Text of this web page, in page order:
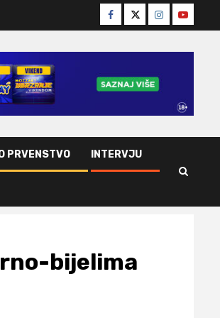
Facebook
TwitterInstagram
Youtube
PRVENSTVO INTERVJU
bijelima